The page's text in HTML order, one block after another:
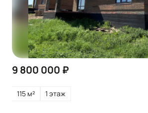
9 800 000 ₽
115 м² 1 этаж